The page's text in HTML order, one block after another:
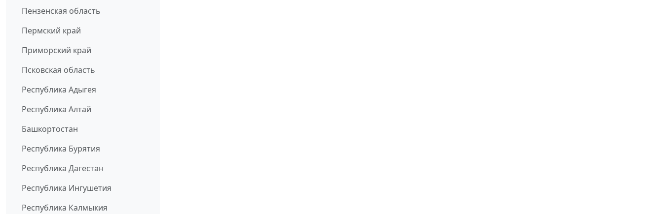
Пензенская область
Пермский край
Приморский край
Псковская область
Республика Адыгея
Республика Алтай
Башкортостан
Республика Бурятия
Республика Дагестан
Республика Ингушетия
Республика Калмыкия